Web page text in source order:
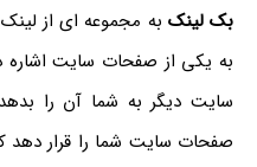
بک لینکبه مجموعه ای از
به یکی از صفحات سایت اشاره
سایت دیگر به شما آن را
صفحات سایت شما را قرار